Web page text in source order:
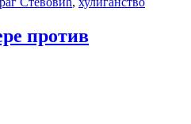
против